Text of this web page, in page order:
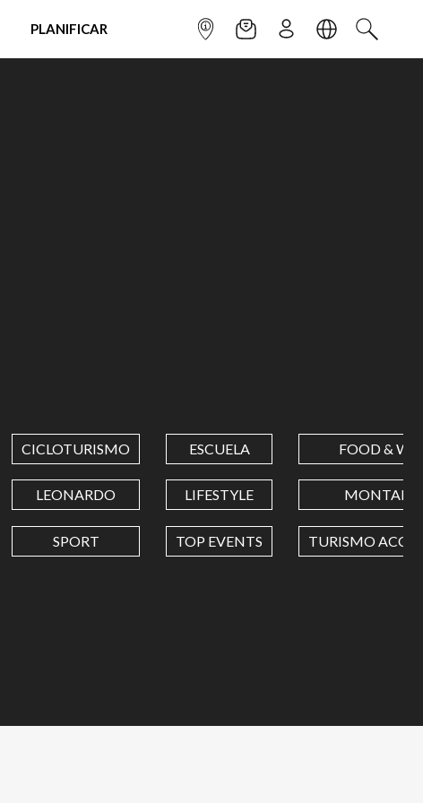
PLANIFICAR INFOPOINTNEWSLETTER
SUSCRÌBETE
IDIOMABUSCAR
CICLOTURISMO ESCUELA FOOD &
LEONARDO LIFESTYLE
SPORT TOP EVENTS TURISMO